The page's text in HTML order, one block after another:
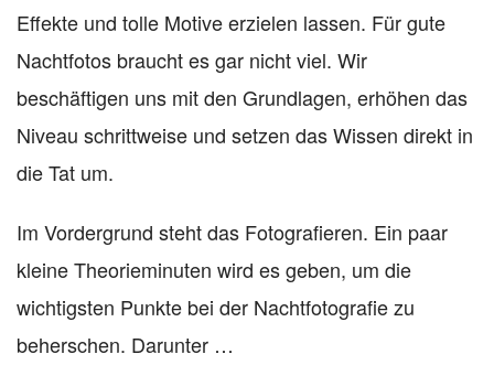
Effekte und tolle Motive erzielen lassen. Für gute
Nachtfotos braucht es gar nicht viel. Wir
beschäftigen uns mit den Grundlagen, erhöhen das
Niveau schrittweise und setzen das Wissen direkt in
die Tat um.
Im Vordergrund steht das Fotografieren. Ein paar
kleine Theorieminuten wird es geben, um die
wichtigsten Punkte bei der Nachtfotografie zu
beherschen. Darunter …